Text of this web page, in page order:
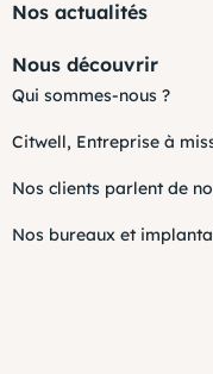
Nos actualités
Nous découvrir
Qui sommes-nous ?
Citwell, Entreprise à
Nos clients parlent de
Nos bureaux et